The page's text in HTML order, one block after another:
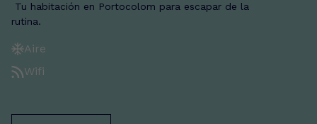
Tu habitación en Portocolom para escapar de la
rutina.
Aire
Wifi